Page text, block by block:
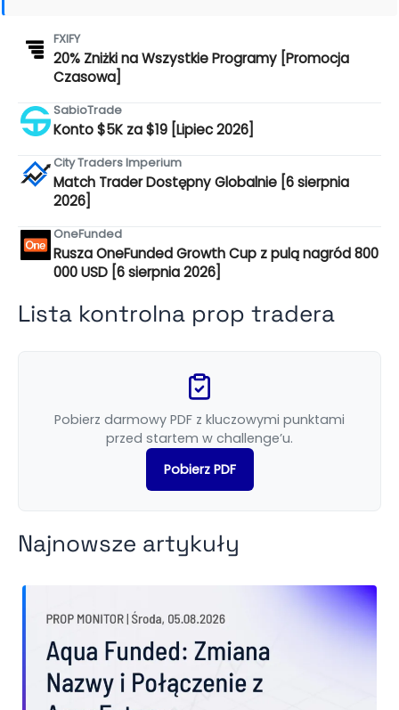
FXIFY
20% Zniżki na Wszystkie Programy [Promocja
Czasowa]
SabioTrade
Konto $5K za $19 [Lipiec 2026]
City Traders Imperium
Match Trader Dostępny Globalnie [6 sierpnia
2026]
OneFunded
Rusza OneFunded Growth Cup z pulą nagród 800
000 USD [6 sierpnia 2026]
Lista kontrolna prop tradera
Pobierz darmowy PDF z kluczowymi punktami
przed startem w challenge’u.
Pobierz PDF
Najnowsze artykuły